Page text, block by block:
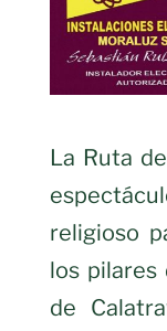
La Ruta
religioso
los pilares
de